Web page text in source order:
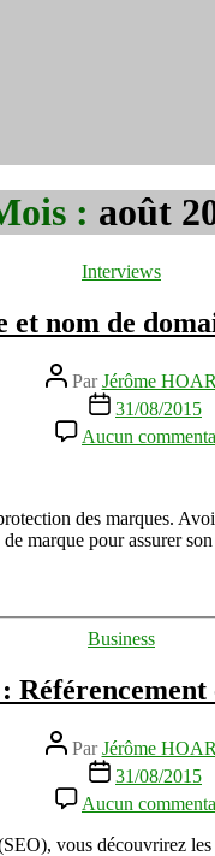
: août
Catégories
Interviews
et nom de
Auteur
de
l’article
ParJérôme
Date
l’article
31/08/2015
Aucun
des marques.
marque pour assurer
Catégories
Business
Référencement
Auteur
de
l’article
ParJérôme
Date
l’article
31/08/2015
Aucun
vous découvrirez